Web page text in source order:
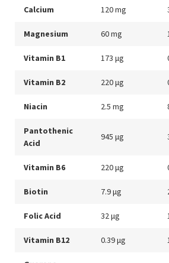
Calcium 120 mg
Magnesium 60 mg
Vitamin B1 173 μg
Vitamin B2 220 μg
Niacin 2.5 mg
Pantothenic
Acid
945 μg
Vitamin B6 220 μg
Biotin 7.9 μg
Folic Acid 32 μg
Vitamin B12 0.39 μg